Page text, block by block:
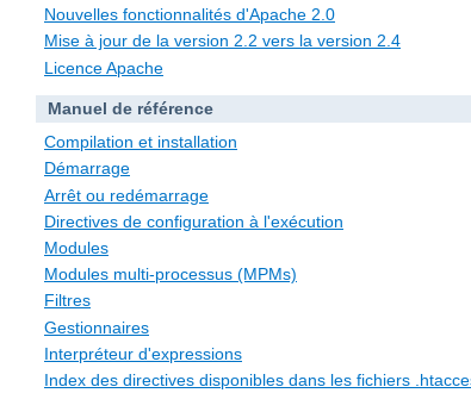
Nouvelles fonctionnalités d'Apache 2.0
Mise à jour de la version 2.2 vers la version 2.4
Licence Apache
Manuel de référence
Compilation et installation
Démarrage
Arrêt ou redémarrage
Directives de configuration à l'exécution
Modules
Modules multi-processus (MPMs)
Filtres
Gestionnaires
Interpréteur d'expressions
Index des directives disponibles dans les fichiers